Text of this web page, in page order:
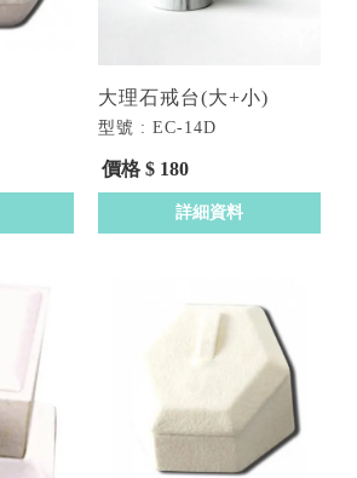
大理石戒台(大+小)
型號 : EC-14D
價格 $ 180
詳細資料